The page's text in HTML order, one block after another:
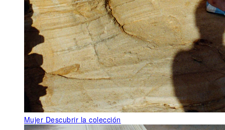
Mujer Descubrir la colección